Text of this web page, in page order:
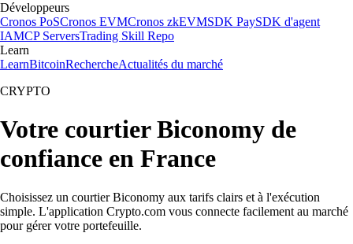
Développeurs
Cronos PoSCronos EVMCronos zkEVMSDK PaySDK d'agent
IAMCP ServersTrading Skill Repo
Learn
LearnBitcoinRechercheActualités du marché
CRYPTO
Votre courtier Biconomy de
confiance en France
Choisissez un courtier Biconomy aux tarifs clairs et à l'exécution
simple. L'application Crypto.com vous connecte facilement au marché
pour gérer votre portefeuille.